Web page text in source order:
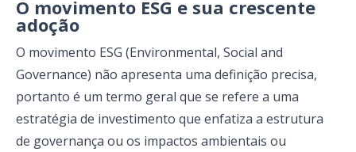
O movimento ESG e sua crescente
adoção
O movimento ESG (Environmental, Social and
Governance) não apresenta uma definição precisa,
portanto é um termo geral que se refere a uma
estratégia de investimento que enfatiza a estrutura
de governança ou os impactos ambientais ou